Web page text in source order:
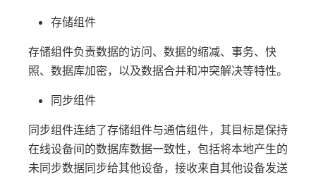
存储组件
存储组件负责数据的访问、数据的缩减、事务、快
照、数据库加密，以及数据合并和冲突解决等特性。
同步组件
同步组件连结了存储组件与通信组件，其目标是保持
在线设备间的数据库数据一致性，包括将本地产生的
未同步数据同步给其他设备，接收来自其他设备发送